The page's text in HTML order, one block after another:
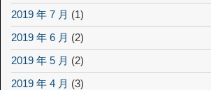
2019 年 7 月 (1)
2019 年 6 月 (2)
2019 年 5 月 (2)
2019 年 4 月 (3)